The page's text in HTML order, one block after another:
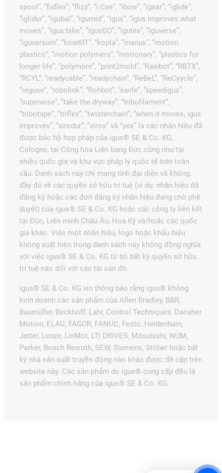
spool”, “fixflex”, “flizz”, “i.Cee”, “ibow”, “igear”, “iglide”,
“iglidur”, “igubal”, “igumid”, “igus”, “igus improves what
moves”, “igus:bike”, “igusGO”, “igutex”, “iguverse”,
“iguversum”, “kineKIT”, “kopla”, “manus”, “motion
plastics”, “motion polymers”, “motionary”, “plastics for
longer life”, “polymore”, “print2mold”, “Rawbot”, “RBTX”,
“RCYL”, “readycable”, “readychain”, “ReBeL”, “ReCyycle”,
“reguse”, “robolink”, “Rohbot”, “savfe”, “speedigus”,
“superwise”, “take the dryway”, “tribofilament”,
“tribotape”, “triflex”, “twisterchain”, “when it moves, igus
improves”, “xirodur”, “xiros” và “yes” là các nhãn hiệu đã
được bảo hộ hợp pháp của igus® SE & Co. KG,
Cologne, tại Cộng hòa Liên bang Đức cũng như tại
nhiều quốc gia và khu vực pháp lý quốc tế trên toàn
cầu. Danh sách này chỉ mang tính đại diện và không
đầy đủ về các quyền sở hữu trí tuệ (ví dụ: nhãn hiệu đã
đăng ký hoặc các đơn đăng ký nhãn hiệu đang chờ phê
duyệt) của igus® SE & Co. KG hoặc các công ty liên kết
tại Đức, Liên minh Châu Âu, Hoa Kỳ và/hoặc các quốc
gia khác. Việc một nhãn hiệu, logo hoặc khẩu hiệu
không xuất hiện trong danh sách này không đồng nghĩa
với việc igus® SE & Co. KG từ bỏ bất kỳ quyền sở hữu
trí tuệ nào đối với các tài sản đó.
igus® SE & Co. KG xin thông báo rằng igus® không
kinh doanh các sản phẩm của Allen Bradley, B&R,
Baumüller, Beckhoff, Lahr, Control Techniques, Danaher
Motion, ELAU, FAGOR, FANUC, Festo, Heidenhain,
Jetter, Lenze, LinMot, LTi DRiVES, Mitsubishi, NUM,
Parker, Bosch Rexroth, SEW, Siemens, Stöber hoặc bất
kỳ nhà sản xuất truyền động nào khác được đề cập trên
website này. Các sản phẩm do igus® cung cấp đều là
sản phẩm chính hãng của igus® SE & Co. KG.